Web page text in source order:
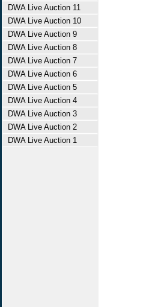
DWA Live Auction 11
DWA Live Auction 10
DWA Live Auction 9
DWA Live Auction 8
DWA Live Auction 7
DWA Live Auction 6
DWA Live Auction 5
DWA Live Auction 4
DWA Live Auction 3
DWA Live Auction 2
DWA Live Auction 1